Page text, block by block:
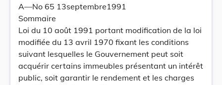
A—No 65 13septembre1991
Sommaire
Loi du 10 août 1991 portant modification de la loi
modifiée du 13 avril 1970 fixant les conditions
suivant lesquelles le Gouvernement peut soit
acquérir certains immeubles présentant un intérêt
public, soit garantir le rendement et les charges